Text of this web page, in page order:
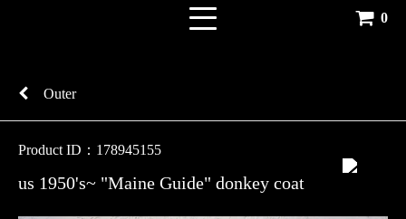
0
Outer
Product ID：178945155
us 1950's~ "Maine Guide" donkey coat